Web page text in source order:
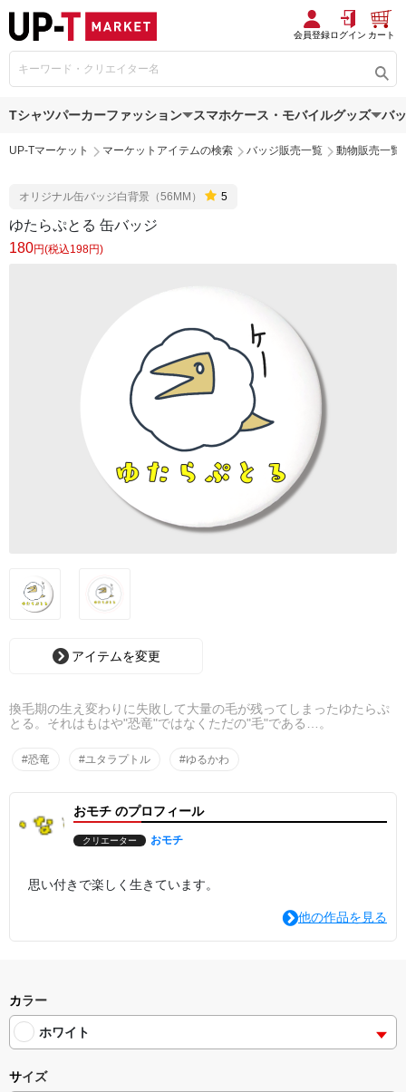
会員登録ログイン カート
Tシャツパーカーファッション スマホケース・モバイルグッズ バ
UP-Tマーケット マーケットアイテムの検索 バッジ販売一覧 動物販売一覧
オリジナル缶バッジ白背景（56MM） 5
ゆたらぷとる 缶バッジ
180円(税込198円)
アイテムを変更
換毛期の生え変わりに失敗して大量の毛が残ってしまったゆたらぷ
とる。それはもはや"恐竜"ではなくただの"毛"である…。
#恐竜 #ユタラプトル #ゆるかわ
おモチ のプロフィール
クリエーター おモチ
思い付きで楽しく生きています。
他の作品を見る
カラー
ホワイト
サイズ